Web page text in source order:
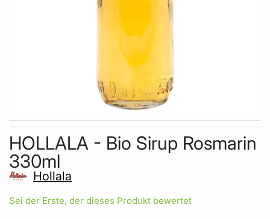
Skip to the beginning of the images gallery
HOLLALA - Bio Sirup Rosmarin
330ml
Hollala
Sei der Erste, der dieses Produkt bewertet